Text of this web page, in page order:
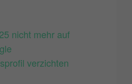
nicht mehr auf
verzichten